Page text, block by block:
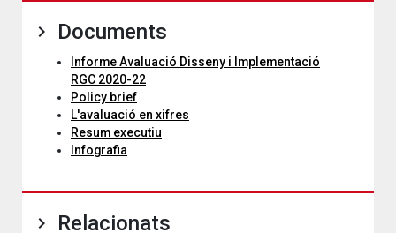
Documents
Informe Avaluació Disseny i Implementació
RGC 2020-22
Policy brief
L'avaluació en xifres
Resum executiu
Infografia
Relacionats